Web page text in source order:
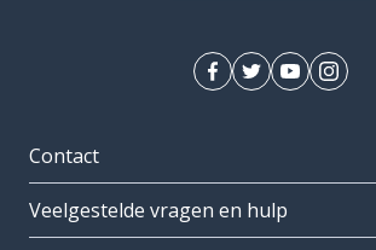
Contact
Veelgestelde vragen en hulp